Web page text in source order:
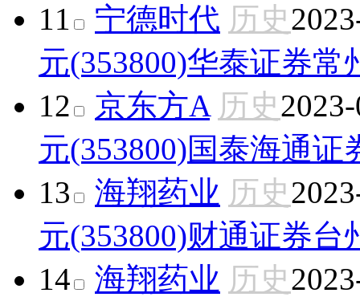
11
宁德时代 历史
元(353800)华泰证券常
12
京东方A 历史
元(353800)国泰海通证
13
海翔药业 历史
元(353800)财通证券台
14
海翔药业 历史